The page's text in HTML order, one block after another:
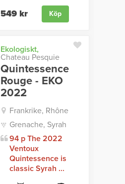
549 kr Köp
Ekologiskt,
Chateau Pesquie
Quintessence
Rouge - EKO
2022
Frankrike, Rhône
Grenache, Syrah
94 p The 2022
Ventoux
Quintessence is
classic Syrah ...